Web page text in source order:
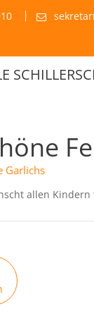
Garlichs
allen